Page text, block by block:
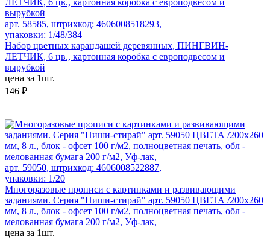
арт. 58585, штрихкод: 4606008518293,
упаковки: 1/48/384
Набор цветных карандашей деревянных, ПИНГВИН-
ЛЕТЧИК, 6 цв., картонная коробка с европодвесом и
вырубкой
цена за 1шт.
146 ₽
арт. 59050, штрихкод: 4606008522887,
упаковки: 1/20
Многоразовые прописи с картинками и развивающими
заданиями. Серия "Пиши-стирай" арт. 59050 ЦВЕТА /200х260
мм, 8 л., блок - офсет 100 г/м2, полноцветная печать, обл -
мелованная бумага 200 г/м2, Уф-лак,
цена за 1шт.